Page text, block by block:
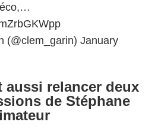
,…
(@clem_garin) January
aussi relancer deux
de Stéphane